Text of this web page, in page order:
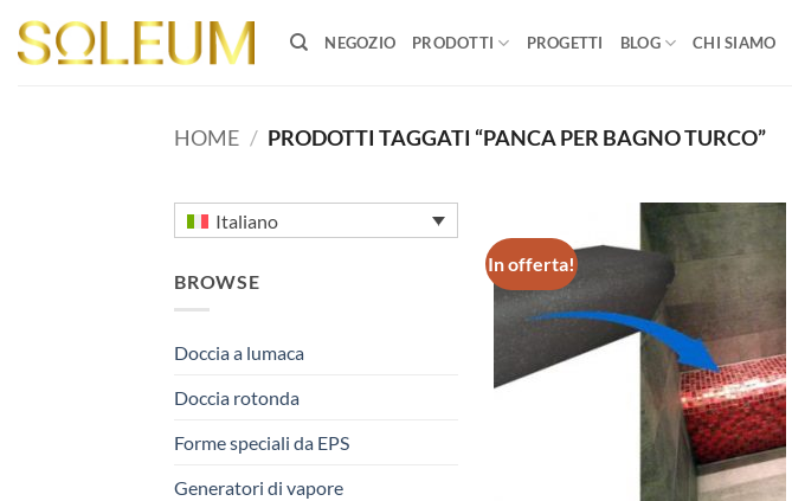
contenuti
NEGOZIO PRODOTTI PROGETTI BLOG CHI SIAMO
HOME / PRODOTTI TAGGATI “PANCA PER BAGNO TURCO”
Italiano
BROWSE
Doccia a lumaca
Doccia rotonda
Forme speciali da EPS
Generatori di vapore
In offerta!